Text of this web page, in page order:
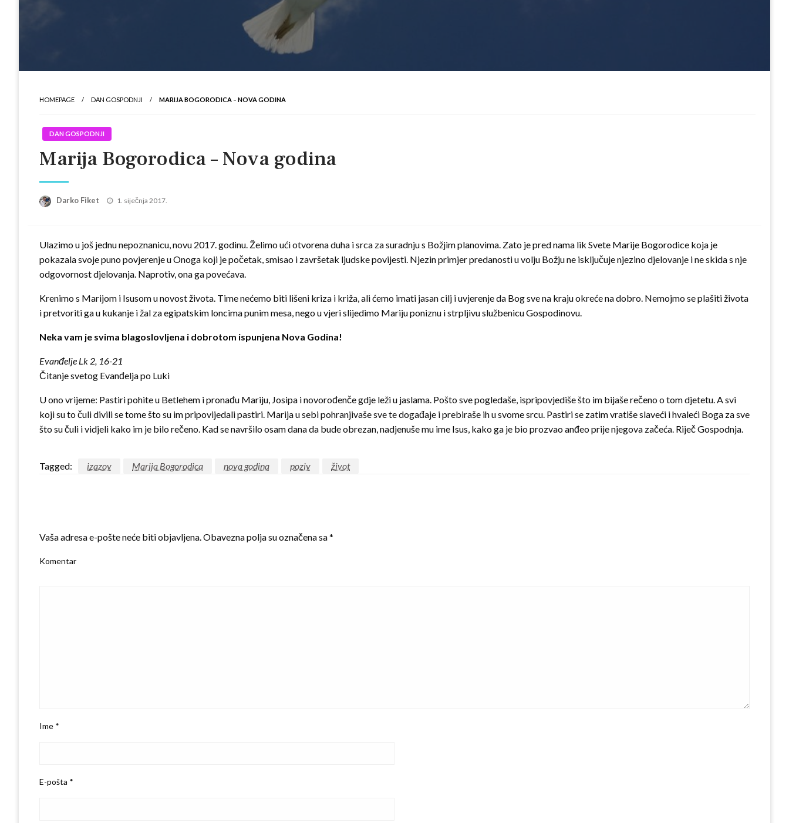
HOMEPAGE DAN GOSPODNJI MARIJA BOGORODICA – NOVA GODINA
DAN GOSPODNJI
Marija Bogorodica – Nova godina
Darko Fiket
Posted
1. siječnja 2017.
Ulazimo u još jednu nepoznanicu, novu 2017. godinu. Želimo ući otvorena duha i srca za suradnju s Božjim planovima. Zato je pred nama lik Svete Marije Bogorodice koja je
pokazala svoje puno povjerenje u Onoga koji je početak, smisao i završetak ljudske povijesti. Njezin primjer predanosti u volju Božju ne isključuje njezino djelovanje i ne skida s nje
odgovornost djelovanja. Naprotiv, ona ga povećava.
Krenimo s Marijom i Isusom u novost života. Time nećemo biti lišeni kriza i križa, ali ćemo imati jasan cilj i uvjerenje da Bog sve na kraju okreće na dobro. Nemojmo se plašiti života
i pretvoriti ga u kukanje i žal za egipatskim loncima punim mesa, nego u vjeri slijedimo Mariju poniznu i strpljivu službenicu Gospodinovu.
Neka vam je svima blagoslovljena i dobrotom ispunjena Nova Godina!
Evanđelje Lk 2, 16-21
Čitanje svetog Evanđelja po Luki
U ono vrijeme: Pastiri pohite u Betlehem i pronađu Mariju, Josipa i novorođenče gdje leži u jaslama. Pošto sve pogledaše, ispripovjediše što im bijaše rečeno o tom djetetu. A svi
koji su to čuli divili se ­tome što su im pripovijedali pastiri. Marija u sebi pohra­njivaše sve te događaje i prebi­raše ih u svome srcu. Pastiri se zatim vratiše slaveći i hvaleći Boga za sve
što su čuli i vidjeli kako im je bilo rečeno. Kad se navršilo osam dana da bude obrezan, nadjenuše mu ime Isus, kako ga je bio prozvao anđeo prije njegova začeća. Riječ Gospodnja.
Tagged: izazov Marija Bogorodica nova godina poziv život
Vaša adresa e-pošte neće biti objavljena.Obavezna polja su označena sa*
Komentar
Ime *
E-pošta *